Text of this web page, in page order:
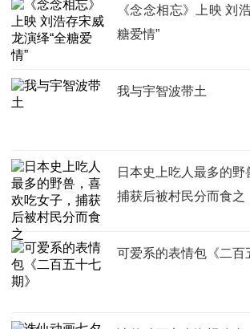
《念念相忘》上映 刘
糖爱情”
我与宇智波带土
日本史上吃人最多的野
捕获后被村民分而食之
可爱系的表情包《二百